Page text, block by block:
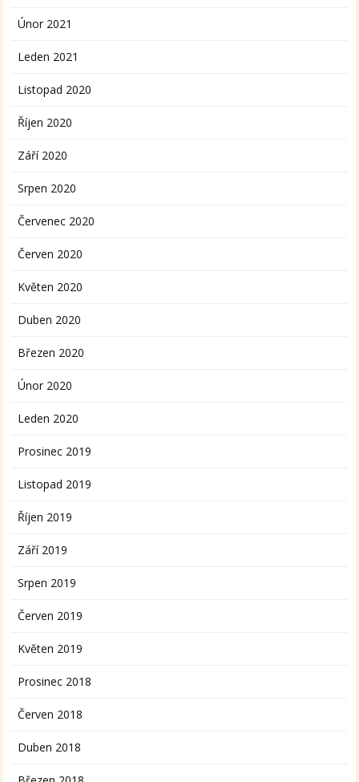
Únor 2021
Leden 2021
Listopad 2020
Říjen 2020
Září 2020
Srpen 2020
Červenec 2020
Červen 2020
Květen 2020
Duben 2020
Březen 2020
Únor 2020
Leden 2020
Prosinec 2019
Listopad 2019
Říjen 2019
Září 2019
Srpen 2019
Červen 2019
Květen 2019
Prosinec 2018
Červen 2018
Duben 2018